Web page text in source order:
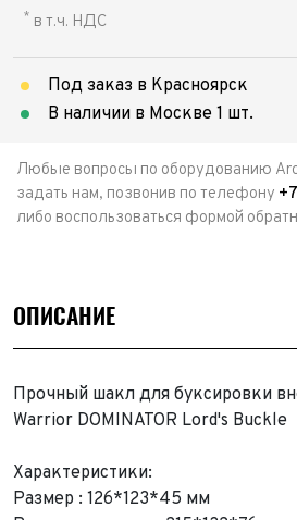
* в т.ч. НДС
Под заказ в Красноярск
В наличии в Москве 1 шт.
Любые вопросы по оборудованию
задать нам, позвонив по телефону
либо воспользоваться формой
ОПИСАНИЕ
Прочный шакл для буксировки
Warrior DOMINATOR Lord's Buckle
Характеристики:
Размер : 126*123*45 мм